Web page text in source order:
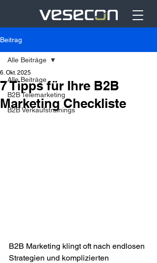
Beitrag
Alle Beiträge
B2B Telemarketing
B2B Verkaufstrainings
Alle Beiträge
7 Tipps für Ihre B2B
Marketing Checkliste
6. Okt. 2025
B2B Marketing klingt oft nach endlosen
Strategien und komplizierten